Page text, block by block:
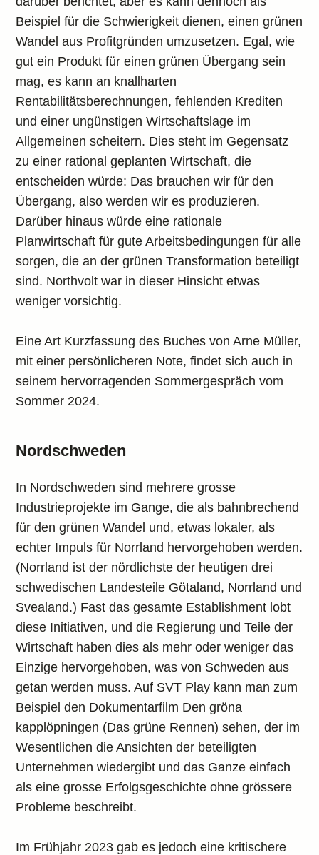
Beispiel für die Schwierigkeit dienen, einen grünen
Wandel aus Profitgründen umzusetzen. Egal, wie
gut ein Produkt für einen grünen Übergang sein
mag, es kann an knallharten
Rentabilitätsberechnungen, fehlenden Krediten
und einer ungünstigen Wirtschaftslage im
Allgemeinen scheitern. Dies steht im Gegensatz
zu einer rational geplanten Wirtschaft, die
entscheiden würde: Das brauchen wir für den
Übergang, also werden wir es produzieren.
Darüber hinaus würde eine rationale
Planwirtschaft für gute Arbeitsbedingungen für alle
sorgen, die an der grünen Transformation beteiligt
sind. Northvolt war in dieser Hinsicht etwas
weniger vorsichtig.
Eine Art Kurzfassung des Buches von Arne Müller,
mit einer persönlicheren Note, findet sich auch in
seinem hervorragenden Sommergespräch vom
Sommer 2024.
Nordschweden
In Nordschweden sind mehrere grosse
Industrieprojekte im Gange, die als bahnbrechend
für den grünen Wandel und, etwas lokaler, als
echter Impuls für Norrland hervorgehoben werden.
(Norrland ist der nördlichste der heutigen drei
schwedischen Landesteile Götaland, Norrland und
Svealand.) Fast das gesamte Establishment lobt
diese Initiativen, und die Regierung und Teile der
Wirtschaft haben dies als mehr oder weniger das
Einzige hervorgehoben, was von Schweden aus
getan werden muss. Auf SVT Play kann man zum
Beispiel den Dokumentarfilm Den gröna
kapplöpningen (Das grüne Rennen) sehen, der im
Wesentlichen die Ansichten der beteiligten
Unternehmen wiedergibt und das Ganze einfach
als eine grosse Erfolgsgeschichte ohne grössere
Probleme beschreibt.
Im Frühjahr 2023 gab es jedoch eine kritischere